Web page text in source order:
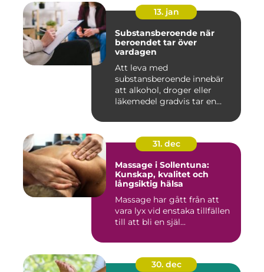
13. jan
Substansberoende när
beroendet tar över
vardagen
Att leva med
substansberoende innebär
att alkohol, droger eller
läkemedel gradvis tar en
31. dec
Massage i Sollentuna:
Kunskap, kvalitet och
långsiktig hälsa
Massage har gått från att
vara lyx vid enstaka tillfällen
till att bli en själ...
30. dec